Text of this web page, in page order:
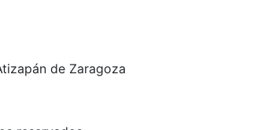
de Zaragoza